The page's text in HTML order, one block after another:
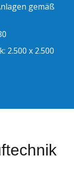
gemäß
2.500 x 2.500